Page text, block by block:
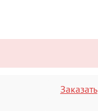
Заказать